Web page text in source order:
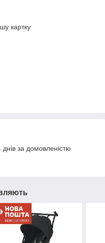
картку
за домовленістю